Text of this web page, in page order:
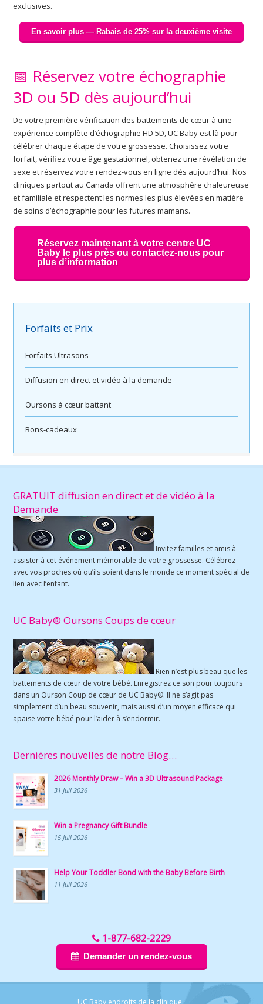
exclusives.
En savoir plus — Rabais de 25% sur la deuxième visite
📅 Réservez votre échographie
3D ou 5D dès aujourd’hui
De votre première vérification des battements de cœur à une
expérience complète d’échographie HD 5D, UC Baby est là pour
célébrer chaque étape de votre grossesse. Choisissez votre
forfait, vérifiez votre âge gestationnel, obtenez une révélation de
sexe et réservez votre rendez-vous en ligne dès aujourd’hui. Nos
cliniques partout au Canada offrent une atmosphère chaleureuse
et familiale et respectent les normes les plus élevées en matière
de soins d’échographie pour les futures mamans.
Réservez maintenant à votre centre UC
Baby le plus près ou contactez-nous pour
plus d’information
Forfaits et Prix
Forfaits Ultrasons
Diffusion en direct et vidéo à la demande
Oursons à cœur battant
Bons-cadeaux
GRATUIT diffusion en direct et de vidéo à la
Demande
Invitez familles et amis à
assister à cet événement mémorable de votre grossesse. Célébrez
avec vos proches où qu’ils soient dans le monde ce moment spécial de
lien avec l’enfant.
UC Baby® Oursons Coups de cœur
Rien n’est plus beau que les
battements de cœur de votre bébé. Enregistrez ce son pour toujours
dans un Ourson Coup de cœur de UC Baby®. Il ne s’agit pas
simplement d’un beau souvenir, mais aussi d’un moyen efficace qui
apaise votre bébé pour l’aider à s’endormir.
Dernières nouvelles de notre Blog…
2026 Monthly Draw – Win a 3D Ultrasound Package
31 Juil 2026
Win a Pregnancy Gift Bundle
15 Juil 2026
Help Your Toddler Bond with the Baby Before Birth
11 Juil 2026
1-877-682-2229
Demander un rendez-vous